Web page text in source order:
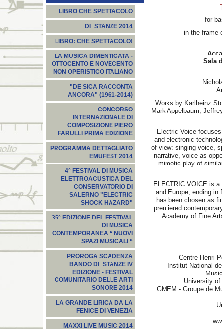
LIBRO CHE SPETTACOLO
DI_STANZE 2014
LIBRO: CHE SPETTACOLO!
LA MUSICA DIMENTICATA -
OTTOCENTO E NOVECENTO
NON OPERISTICO ITALIANO
"DE SICA RACCONTA
ANCORA" (1961-2014)
CONCORSO
INTERNAZIONALE DI
COMPOSIZIONE PIERO
FARULLI PRIMA EDIZIONE
PROGRAMMA DETTAGLIATO
EMUFEST 2014
4° FESTIVAL DI MUSICA
ELETTROACUSTICA DEL
CONSERVATORIO DI
SALERNO "ELECTRIC
SHOCK HAZARD"
35° EDIZIONE DEL FESTIVAL
DI MUSICA
CONTEMPORANEA “ NUOVI
SPAZI MUSICALI “
PROROGA SCADENZA
BANDO DI_STANZE IV
EDIZIONE - FESTIVAL
COMUNITARIO DELLE ARTI
SONORE 2014
LA GRANDE LIRICA DA LA
FENICE DI VENEZIA
MAXXI LIVE MUSIC 2014
for
in the frame
Sala
Works by Karlheinz
Mark Appelbaum,
Electric Voice
and electronic
of view: singing voice,
narrative, voice as
mimetic play of
ELECTRIC VOICE is
and Europe, ending in
has been chosen as
premiered
Academy of Fine
Centre Henri
Institut National
University of
GMEM - Groupe de